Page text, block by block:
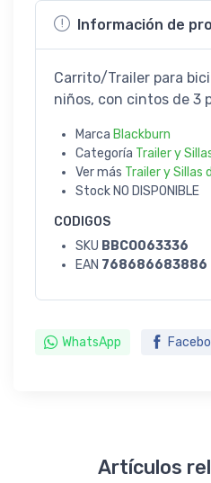
Información de
Carrito/Trailer para
niños, con cintos de 3
Marca Blackburn
Categoría Trailer y
Ver más Trailer y Sillas
Stock NO DISPONIBLE
CODIGOS
SKU BBCO063336
EAN 768686683886
WhatsApp
Artículos